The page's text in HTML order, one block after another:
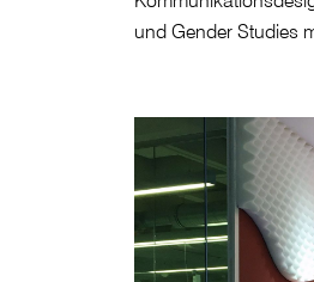
und Gender Studies